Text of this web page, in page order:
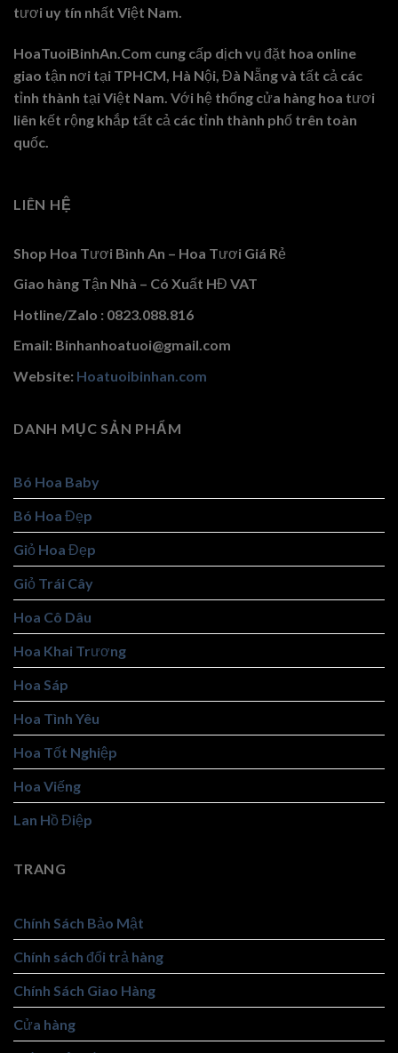
tươi uy tín nhất Việt Nam.
HoaTuoiBinhAn.Com cung cấp dịch vụ đặt hoa online
giao tận nơi tại TPHCM, Hà Nội, Đà Nẵng và tất cả các
tỉnh thành tại Việt Nam. Với hệ thống cửa hàng hoa tươi
liên kết rộng khắp tất cả các tỉnh thành phố trên toàn
quốc.
LIÊN HỆ
Shop Hoa Tươi Bình An – Hoa Tươi Giá Rẻ
Giao hàng Tận Nhà – Có Xuất HĐ VAT
Hotline/Zalo : 0823.088.816
Email: Binhanhoatuoi@gmail.com
Website: Hoatuoibinhan.com
DANH MỤC SẢN PHẨM
Bó Hoa Baby
Bó Hoa Đẹp
Giỏ Hoa Đẹp
Giỏ Trái Cây
Hoa Cô Dâu
Hoa Khai Trương
Hoa Sáp
Hoa Tình Yêu
Hoa Tốt Nghiệp
Hoa Viếng
Lan Hồ Điệp
TRANG
Chính Sách Bảo Mật
Chính sách đổi trả hàng
Chính Sách Giao Hàng
Cửa hàng